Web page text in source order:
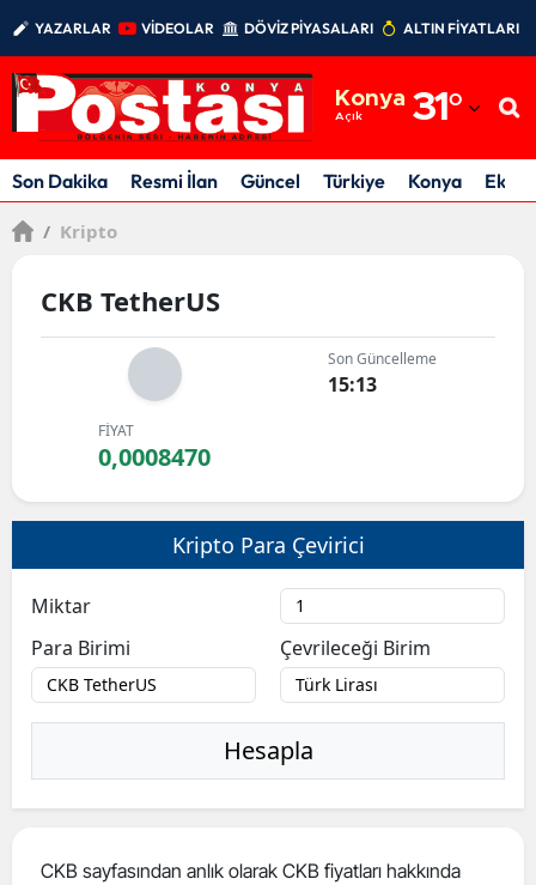
YAZARLAR VİDEOLAR DÖVİZ PİYASALARI ALTIN FİYATLARI
Konya
Açık 31°
Adıyaman
Afyonkarahisar
Antalya
Bitlis
Bolu
Bursa
Son Dakika Resmi İlan Güncel Türkiye Konya
/ Kripto
CKB TetherUS
Son Güncelleme
15:13
FİYAT
0,0008470
Kripto Para Çevirici
Miktar
Para Birimi
Çevrileceği Birim
Hesapla
CKB sayfasından anlık olarak CKB fiyatları hakkında